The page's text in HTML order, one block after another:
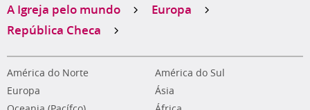
A Igreja pelo mundo
Europa
República Checa
América do Norte
América do Sul
Europa
Ásia